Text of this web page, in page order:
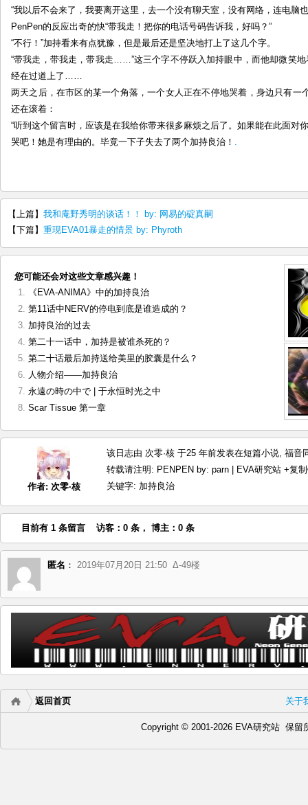
“我以后不会来了，我要离开这里，去一个没有聊天室，没有网络，连电脑
PenPen的反应出奇的快“带我走！把你的电话号码告诉我，好吗？”
“不行！”加持看来有点犹豫，但是最后还是坚决地打上了这几个字。
“带我走，带我走，带我走……”这三个字不停跃入加持眼中，而他却微笑地
经在过道上了……
两天之后，在市区的某一个角落，一个女人正在不停地哭着，身边只有一
还在滚着：
“听到这个留言时，应该是在我给你带来很多麻烦之后了。如果能在此面
哭吧！她是有理由的。毕竟一下子失去了两个加持良治！ .
【上篇】 我和庵野秀明的谈话！！ by: 网易的碇真嗣
【下篇】 重现EVA01暴走的情景 by: Phyroth
您可能还会对这些文章感兴趣！
《EVA-ANIMA》中的加持良治
第11话中NERV的停电到底是谁造成的？
加持良治的过去
第二十一话中，加持是被谁杀死的？
第二十话最后加持送给美里的胶囊是什么？
人物介绍——加持良治
永遠の時の中で | 于永恒时光之中
Scar Tissue 第一章
作者: 次零·核
该日志由 次零·核 于25 年前发表在短篇小说, 福音
转载请注明: PENPEN by: parn | EVA研究站 +复
关键字: 加持良治
目前有 1 条留言 访客：0 条， 博主：0 条
匿名 ： 2019年07月20日 21:50 Δ-49楼
关于
返回首页
Copyright © 2001-2026 EVA研究站 保